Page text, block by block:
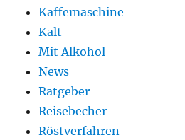
Kaffemaschine
Kalt
Mit Alkohol
News
Ratgeber
Reisebecher
Röstverfahren